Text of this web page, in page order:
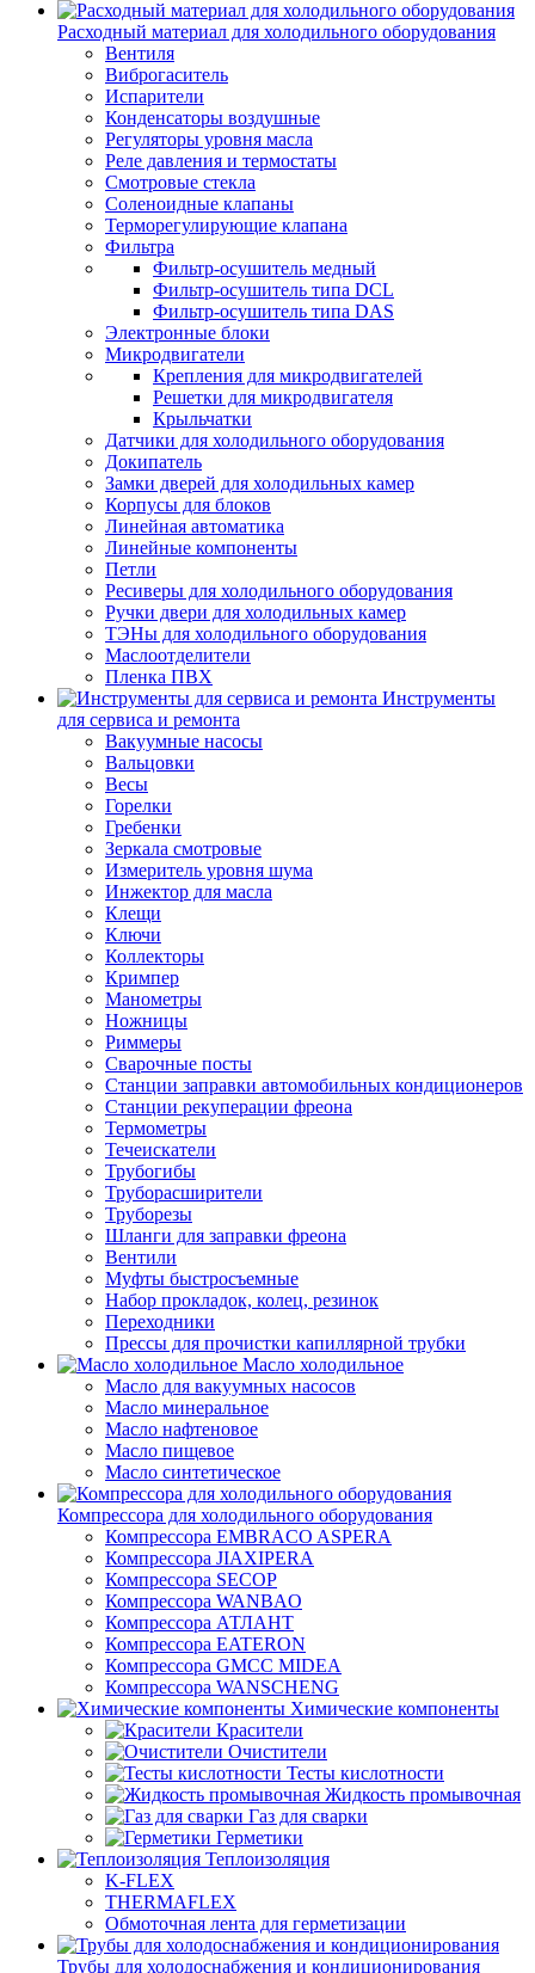
Расходный материал для холодильного оборудования
Вентиля
Виброгаситель
Испарители
Конденсаторы воздушные
Регуляторы уровня масла
Реле давления и термостаты
Смотровые стекла
Соленоидные клапаны
Терморегулирующие клапана
Фильтра
Фильтр-осушитель медный
Фильтр-осушитель типа DCL
Фильтр-осушитель типа DAS
Электронные блоки
Микродвигатели
Крепления для микродвигателей
Решетки для микродвигателя
Крыльчатки
Датчики для холодильного оборудования
Докипатель
Замки дверей для холодильных камер
Корпусы для блоков
Линейная автоматика
Линейные компоненты
Петли
Ресиверы для холодильного оборудования
Ручки двери для холодильных камер
ТЭНы для холодильного оборудования
Маслоотделители
Пленка ПВХ
Инструменты
для сервиса и ремонта
Вакуумные насосы
Вальцовки
Весы
Горелки
Гребенки
Зеркала смотровые
Измеритель уровня шума
Инжектор для масла
Клещи
Ключи
Коллекторы
Кримпер
Манометры
Ножницы
Риммеры
Сварочные посты
Станции заправки автомобильных кондиционеров
Станции рекуперации фреона
Термометры
Течеискатели
Трубогибы
Труборасширители
Труборезы
Шланги для заправки фреона
Вентили
Муфты быстросъемные
Набор прокладок, колец, резинок
Переходники
Прессы для прочистки капиллярной трубки
Масло холодильное
Масло для вакуумных насосов
Масло минеральное
Масло нафтеновое
Масло пищевое
Масло синтетическое
Компрессора для холодильного оборудования
Компрессора EMBRACO ASPERA
Компрессора JIAXIPERA
Компрессора SECOP
Компрессора WANBAO
Компрессора АТЛАНТ
Компрессора EATERON
Компрессора GMCC MIDEA
Компрессора WANSCHENG
Химические компоненты
Красители
Очистители
Тесты кислотности
Жидкость промывочная
Газ для сварки
Герметики
Теплоизоляция
K-FLEX
THERMAFLEX
Обмоточная лента для герметизации
Трубы для холодоснабжения и кондиционирования